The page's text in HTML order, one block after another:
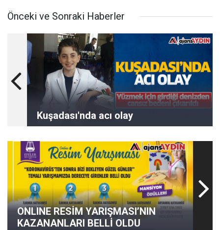
Önceki ve Sonraki Haberler
Kuşadası'nda acı olay
ONLINE RESİM YARIŞMASI’NIN
KAZANANLARI BELLİ OLDU